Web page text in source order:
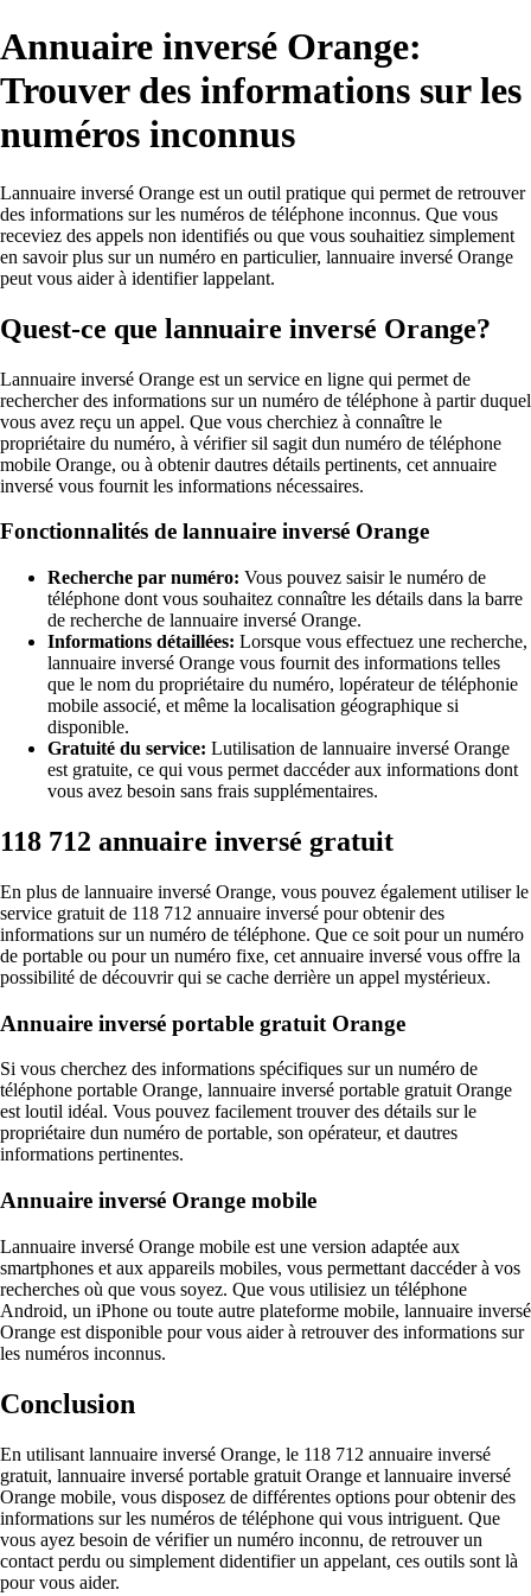
Annuaire inversé Orange:
Trouver des informations sur les
numéros inconnus
Lannuaire inversé Orange est un outil pratique qui permet de retrouver
des informations sur les numéros de téléphone inconnus. Que vous
receviez des appels non identifiés ou que vous souhaitiez simplement
en savoir plus sur un numéro en particulier, lannuaire inversé Orange
peut vous aider à identifier lappelant.
Quest-ce que lannuaire inversé Orange?
Lannuaire inversé Orange est un service en ligne qui permet de
rechercher des informations sur un numéro de téléphone à partir duquel
vous avez reçu un appel. Que vous cherchiez à connaître le
propriétaire du numéro, à vérifier sil sagit dun numéro de téléphone
mobile Orange, ou à obtenir dautres détails pertinents, cet annuaire
inversé vous fournit les informations nécessaires.
Fonctionnalités de lannuaire inversé Orange
Recherche par numéro: Vous pouvez saisir le numéro de
téléphone dont vous souhaitez connaître les détails dans la barre
de recherche de lannuaire inversé Orange.
Informations détaillées: Lorsque vous effectuez une recherche,
lannuaire inversé Orange vous fournit des informations telles
que le nom du propriétaire du numéro, lopérateur de téléphonie
mobile associé, et même la localisation géographique si
disponible.
Gratuité du service: Lutilisation de lannuaire inversé Orange
est gratuite, ce qui vous permet daccéder aux informations dont
vous avez besoin sans frais supplémentaires.
118 712 annuaire inversé gratuit
En plus de lannuaire inversé Orange, vous pouvez également utiliser le
service gratuit de 118 712 annuaire inversé pour obtenir des
informations sur un numéro de téléphone. Que ce soit pour un numéro
de portable ou pour un numéro fixe, cet annuaire inversé vous offre la
possibilité de découvrir qui se cache derrière un appel mystérieux.
Annuaire inversé portable gratuit Orange
Si vous cherchez des informations spécifiques sur un numéro de
téléphone portable Orange, lannuaire inversé portable gratuit Orange
est loutil idéal. Vous pouvez facilement trouver des détails sur le
propriétaire dun numéro de portable, son opérateur, et dautres
informations pertinentes.
Annuaire inversé Orange mobile
Lannuaire inversé Orange mobile est une version adaptée aux
smartphones et aux appareils mobiles, vous permettant daccéder à vos
recherches où que vous soyez. Que vous utilisiez un téléphone
Android, un iPhone ou toute autre plateforme mobile, lannuaire inversé
Orange est disponible pour vous aider à retrouver des informations sur
les numéros inconnus.
Conclusion
En utilisant lannuaire inversé Orange, le 118 712 annuaire inversé
gratuit, lannuaire inversé portable gratuit Orange et lannuaire inversé
Orange mobile, vous disposez de différentes options pour obtenir des
informations sur les numéros de téléphone qui vous intriguent. Que
vous ayez besoin de vérifier un numéro inconnu, de retrouver un
contact perdu ou simplement didentifier un appelant, ces outils sont là
pour vous aider.